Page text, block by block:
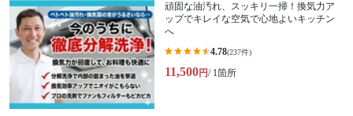
頑固な油汚れ、スッキリ一掃！換気力ア
ップでキレイな空気で心地よいキッチン
へ
4.78(237件)
11,500円/ 1箇所